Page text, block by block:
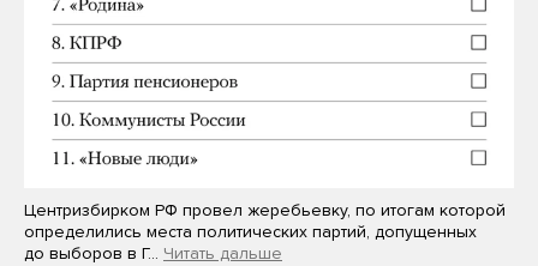
Центризбирком РФ провел жеребьевку, по итогам которой
определились места политических партий, допущенных
до выборов в Г… Читать дальше